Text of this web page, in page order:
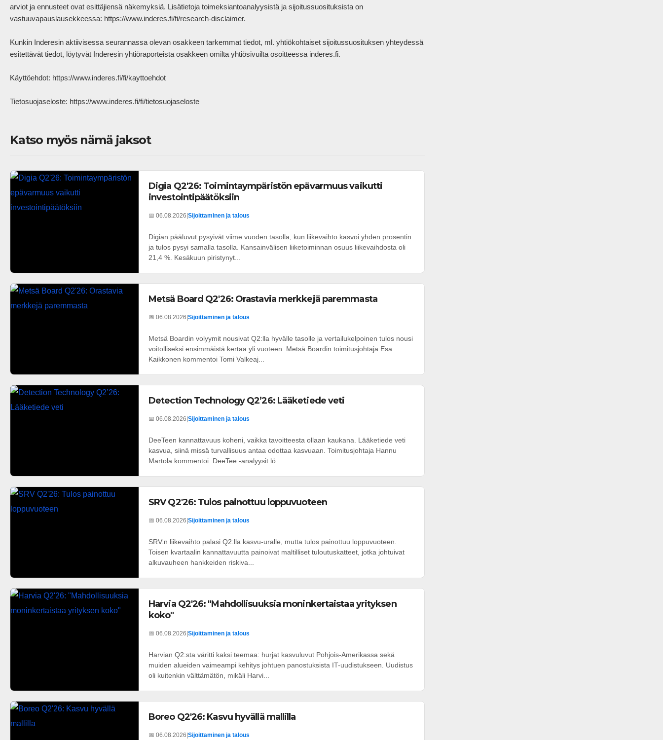
arviot ja ennusteet ovat esittäjiensä näkemyksiä. Lisätietoja toimeksiantoanalyysistä ja sijoitussuosituksista on
vastuuvapauslausekkeessa: https://www.inderes.fi/fi/research-disclaimer.
Kunkin Inderesin aktiivisessa seurannassa olevan osakkeen tarkemmat tiedot, ml. yhtiökohtaiset sijoitussuosituksen yhteydessä
esitettävät tiedot, löytyvät Inderesin yhtiöraporteista osakkeen omilta yhtiösivuilta osoitteessa inderes.fi.
Käyttöehdot: https://www.inderes.fi/fi/kayttoehdot
Tietosuojaseloste: https://www.inderes.fi/fi/tietosuojaseloste
Katso myös nämä jaksot
Digia Q2'26: Toimintaympäristön epävarmuus vaikutti
investointipäätöksiin
📅 06.08.2026 Sijoittaminen ja talous
Digian pääluvut pysyivät viime vuoden tasolla, kun liikevaihto kasvoi yhden prosentin
ja tulos pysyi samalla tasolla. Kansainvälisen liiketoiminnan osuus liikevaihdosta oli
21,4 %. Kesäkuun piristynyt...
Metsä Board Q2'26: Orastavia merkkejä paremmasta
📅 06.08.2026 Sijoittaminen ja talous
Metsä Boardin volyymit nousivat Q2:lla hyvälle tasolle ja vertailukelpoinen tulos nousi
voitolliseksi ensimmäistä kertaa yli vuoteen. Metsä Boardin toimitusjohtaja Esa
Kaikkonen kommentoi Tomi Valkeaj...
Detection Technology Q2’26: Lääketiede veti
📅 06.08.2026 Sijoittaminen ja talous
DeeTeen kannattavuus koheni, vaikka tavoitteesta ollaan kaukana. Lääketiede veti
kasvua, siinä missä turvallisuus antaa odottaa kasvuaan. Toimitusjohtaja Hannu
Martola kommentoi. DeeTee -analyysit lö...
SRV Q2'26: Tulos painottuu loppuvuoteen
📅 06.08.2026 Sijoittaminen ja talous
SRV:n liikevaihto palasi Q2:lla kasvu-uralle, mutta tulos painottuu loppuvuoteen.
Toisen kvartaalin kannattavuutta painoivat maltilliset tuloutuskatteet, jotka johtuivat
alkuvauheen hankkeiden riskiva...
Harvia Q2'26: "Mahdollisuuksia moninkertaistaa yrityksen
koko"
📅 06.08.2026 Sijoittaminen ja talous
Harvian Q2:sta väritti kaksi teemaa: hurjat kasvuluvut Pohjois-Amerikassa sekä
muiden alueiden vaimeampi kehitys johtuen panostuksista IT-uudistukseen. Uudistus
oli kuitenkin välttämätön, mikäli Harvi...
Boreo Q2'26: Kasvu hyvällä mallilla
📅 06.08.2026 Sijoittaminen ja talous